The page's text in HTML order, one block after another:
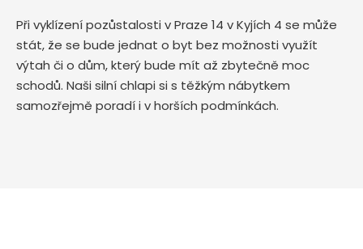
Při vyklízení pozůstalosti v Praze 14 v Kyjích 4 se může
stát, že se bude jednat o byt bez možnosti využít
výtah či o dům, který bude mít až zbytečně moc
schodů. Naši silní chlapi si s těžkým nábytkem
samozřejmě poradí i v horších podmínkách.